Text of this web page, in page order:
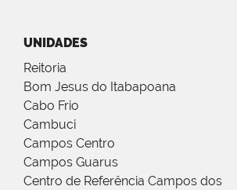
UNIDADES
Reitoria
Bom Jesus do Itabapoana
Cabo Frio
Cambuci
Campos Centro
Campos Guarus
Centro de Referência Campos dos